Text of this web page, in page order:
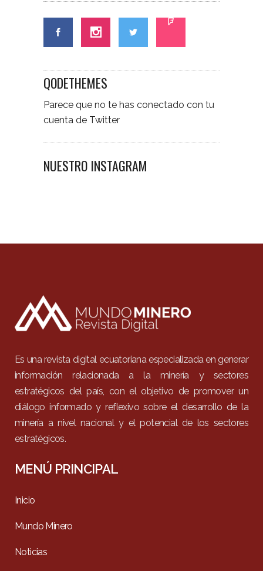
QODETHEMES
Parece que no te has conectado con tu
cuenta de Twitter
NUESTRO INSTAGRAM
Es una revista digital ecuatoriana especializada en generar
información relacionada a la minería y sectores
estratégicos del país, con el objetivo de promover un
diálogo informado y reflexivo sobre el desarrollo de la
minería a nivel nacional y el potencial de los sectores
estratégicos.
MENÚ PRINCIPAL
Inicio
Mundo Minero
Noticias